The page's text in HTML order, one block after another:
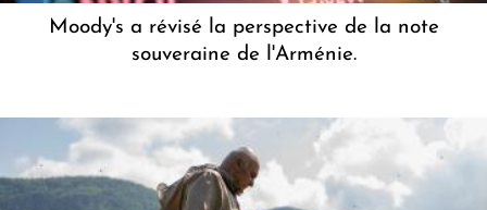
Moody's a révisé la perspective de la note
souveraine de l'Arménie.